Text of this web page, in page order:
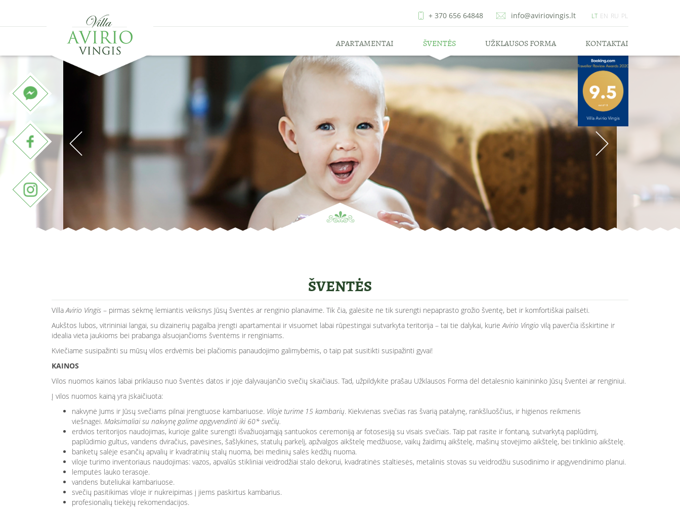
+ 370 656 64848 info@aviriovingis.lt LT EN RU PL
APARTAMENTAI ŠVENTĖS UŽKLAUSOS FORMA KONTAKTAI
ŠVENTĖS
VillaAvirio Vingis – pirmas sėkmę lemiantis veiksnys Jūsų šventės ar renginio planavime. Tik čia, galėsite ne tik surengti nepaprasto grožio šventę, bet ir komfortiškai pailsėti.
Aukštos lubos, vitrininiai langai, su dizainerių pagalba įrengti apartamentai ir visuomet labai rūpestingai sutvarkyta teritorija – tai tie dalykai, kurieAvirio Vingio vilą paverčia išskirtine ir
idealia vieta jaukioms bei prabanga alsuojančioms šventėms ir renginiams.
Kviečiame susipažinti su mūsų vilos erdvėmis bei plačiomis panaudojimo galimybėmis, o taip pat susitikti susipažinti gyvai!
KAINOS
Vilos nuomos kainos labai priklauso nuo šventės datos ir joje dalyvaujančio svečių skaičiaus. Tad, užpildykite prašau Užklausos Forma dėl detalesnio kainininko Jūsų šventei ar renginiui.
Į vilos nuomos kainą yra įskaičiuota:
nakvynė Jums ir Jūsų svečiams pilnai įrengtuose kambariuose. Viloje turime 15 kambarių. Kiekvienas svečias ras švarią patalynę, rankšluoščius, ir higienos reikmenis
viešnagei. Maksimaliai su nakvynę galime apgyvendinti iki 60* svečių.
erdvios teritorijos naudojimas, kurioje galite surengti išvažiuojamąją santuokos ceremoniją ar fotosesiją su visais svečiais. Taip pat rasite ir fontaną, sutvarkytą paplūdimį,
paplūdimio gultus, vandens dviračius, pavėsines, šašlykines, statulų parkelį, apžvalgos aikštelę medžiuose, vaikų žaidimų aikštelę, mašinų stovėjimo aikštelę, bei tinklinio aikštelę.
banketų salėje esančių apvalių ir kvadratinių stalų nuoma, bei medinių salės kėdžių nuoma.
viloje turimo inventoriaus naudojimas: vazos, apvalūs stikliniai veidrodžiai stalo dekorui, kvadratinės staltiesės, metalinis stovas su veidrodžiu susodinimo ir apgyvendinimo planui.
lemputės lauko terasoje.
vandens buteliukai kambariuose.
svečių pasitikimas viloje ir nukreipimas į jiems paskirtus kambarius.
profesionalių tiekėjų rekomendacijos.